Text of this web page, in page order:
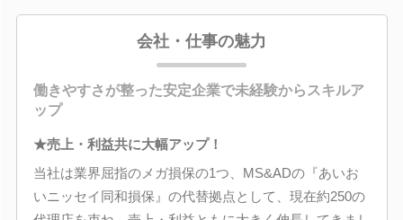
会社・仕事の魅力
働きやすさが整った安定企業で未経験からスキルア
ップ
★売上・利益共に大幅アップ！
当社は業界屈指のメガ損保の1つ、MS&ADの『あいお
いニッセイ同和損保』の代替拠点として、現在約250の